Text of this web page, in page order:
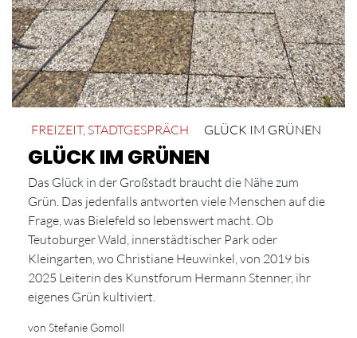
FREIZEIT, STADTGESPRÄCH GLÜCK IM GRÜNEN
GLÜCK IM GRÜNEN
Das Glück in der Großstadt braucht die Nähe zum
Grün. Das jedenfalls antworten viele Menschen auf die
Frage, was Bielefeld so lebenswert macht. Ob
Teutoburger Wald, innerstädtischer Park oder
Kleingarten, wo Christiane Heuwinkel, von 2019 bis
2025 Leiterin des Kunstforum Hermann Stenner, ihr
eigenes Grün kultiviert.
von Stefanie Gomoll